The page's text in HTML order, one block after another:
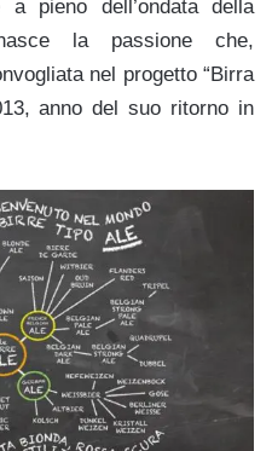
pieno dell’ondata della
la passione che,
nel progetto “Birra
anno del suo ritorno in